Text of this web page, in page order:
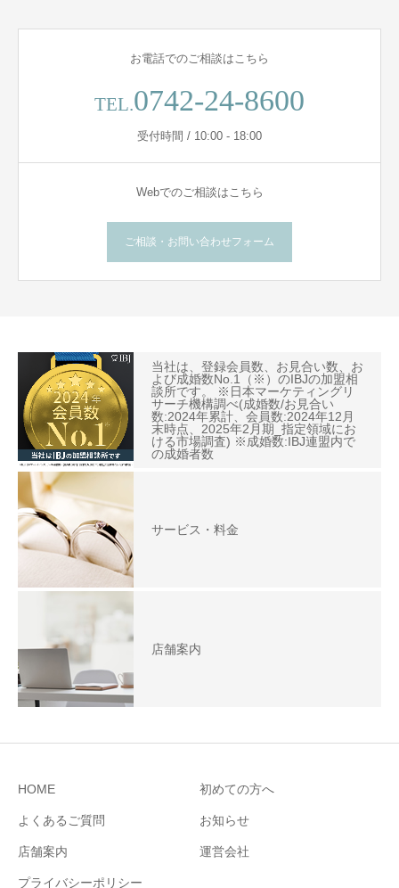
お電話でのご相談はこちら
TEL.0742-24-8600
受付時間 / 10:00 - 18:00
Webでのご相談はこちら
ご相談・お問い合わせフォーム
当社は、登録会員数、お見合い数、お
よび成婚数No.1（※）のIBJの加盟相
談所です。 ※日本マーケティングリ
サーチ機構調べ(成婚数/お見合い
数:2024年累計、会員数:2024年12月
末時点、2025年2月期_指定領域にお
ける市場調査) ※成婚数:IBJ連盟内で
の成婚者数
サービス・料金
店舗案内
HOME 初めての方へ
よくあるご質問 お知らせ
店舗案内 運営会社
プライバシーポリシー